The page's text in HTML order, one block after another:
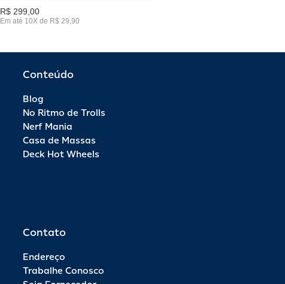
R$ 299,00
Em até 10X de R$ 29,90
Conteúdo
Blog
No Ritmo de Trolls
Nerf Mania
Casa de Massas
Deck Hot Wheels
Contato
Endereço
Trabalhe Conosco